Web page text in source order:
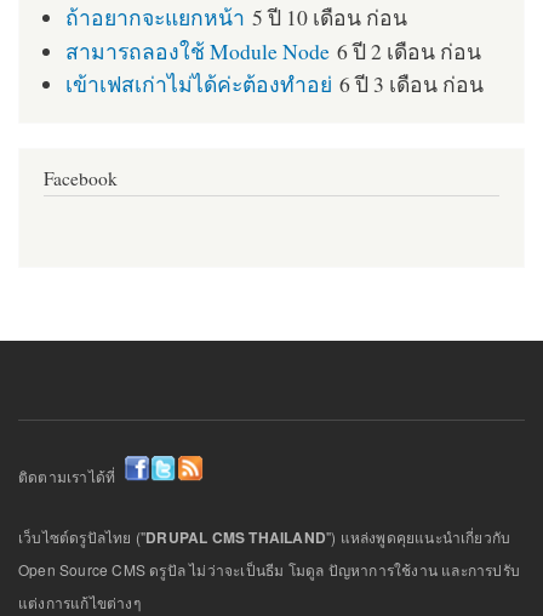
ถ้าอยากจะแยกหน้า 5 ปี 10 เดือน ก่อน
สามารถลองใช้ Module Node 6 ปี 2 เดือน ก่อน
เข้าเฟสเก่าไม่ได้ค่ะต้องทำอย่ 6 ปี 3 เดือน ก่อน
Facebook
ติดตามเราได้ที่
เว็บไซต์ดรูปัลไทย ("DRUPAL CMS THAILAND") แหล่งพูดคุยแนะนำเกี่ยวกับ
Open Source CMS ดรูปัล ไม่ว่าจะเป็นธีม โมดูล ปัญหาการใช้งาน และการปรับ
แต่งการแก้ไขต่างๆ